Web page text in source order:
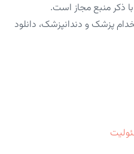
ذکر منبع مجاز است.
پزشک و دندانپزشک، دانلود